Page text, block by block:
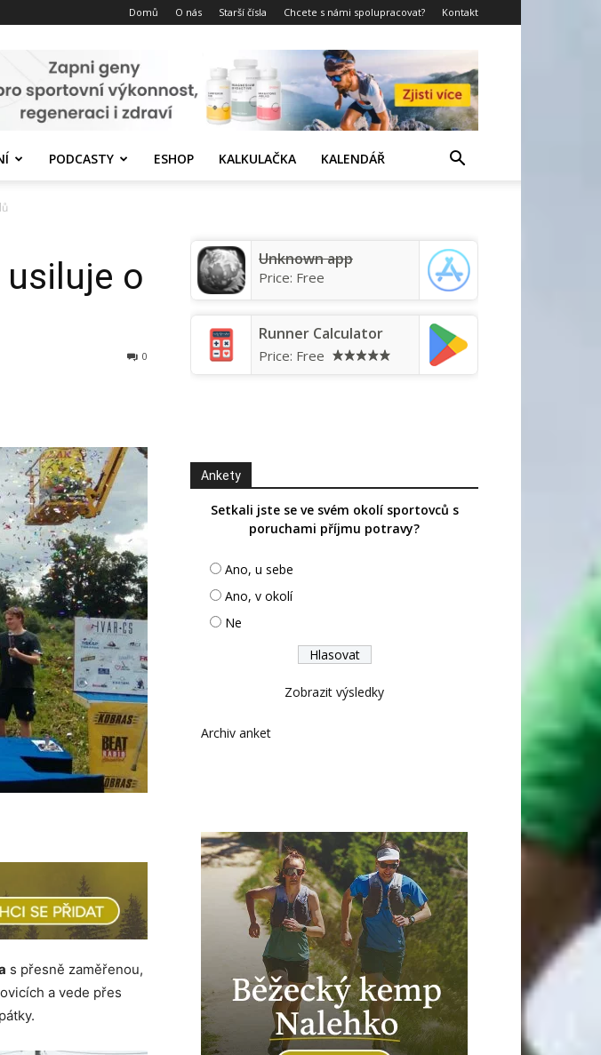
Domů O nás Starší čísla Chcete s námi spolupracovat? Kontakt
PODCASTY ESHOP KALKULAČKA KALENDÁŘ
o
0
s přesně zaměřenou,
a vede přes
Unknown app
Price: Free
Runner Calculator
Price: Free
Ankety
Setkali jste se ve svém okolí sportovců s
poruchami příjmu potravy?
Ano, u sebe
Ano, v okolí
Ne
Zobrazit výsledky
Archiv anket